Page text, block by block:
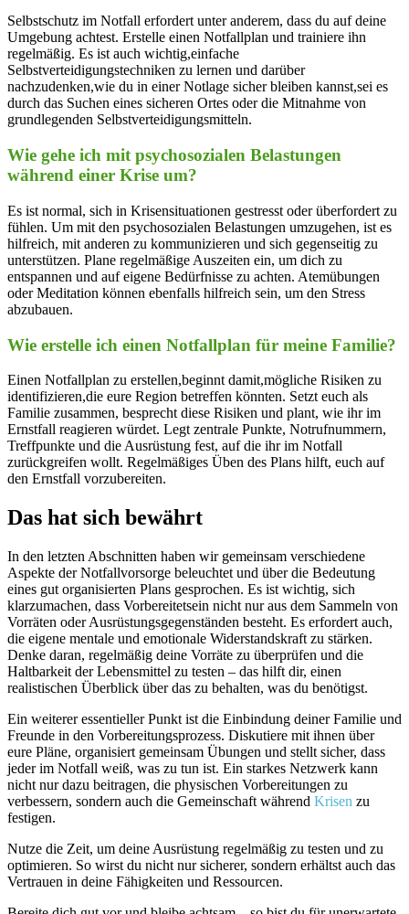
Selbstschutz im Notfall erfordert unter anderem,​ dass du auf deine
Umgebung achtest. Erstelle einen Notfallplan und⁢ trainiere ihn
regelmäßig. Es ist auch wichtig,einfache
Selbstverteidigungstechniken zu lernen und​ darüber
nachzudenken,wie du in einer Notlage sicher bleiben kannst,sei es
durch das Suchen eines sicheren Ortes oder die Mitnahme von
grundlegenden Selbstverteidigungsmitteln.
Wie gehe ich mit psychosozialen Belastungen
⁢während ⁣einer Krise um?
Es ist normal, sich in Krisensituationen gestresst oder überfordert zu
fühlen. Um⁢ mit den ⁢psychosozialen Belastungen umzugehen, ist es
hilfreich, mit anderen zu kommunizieren und sich gegenseitig zu
unterstützen. Plane regelmäßige Auszeiten ein, um dich zu
entspannen und auf eigene Bedürfnisse zu achten. Atemübungen
oder Meditation können ebenfalls hilfreich sein, um den Stress
abzubauen.
Wie⁣ erstelle ich ‍einen ⁢Notfallplan für meine Familie?
Einen Notfallplan zu erstellen,beginnt damit,mögliche Risiken ‌zu
identifizieren,die eure Region betreffen könnten. Setzt ⁣euch als
Familie zusammen, besprecht diese Risiken und​ plant, wie ihr⁣ im
⁢Ernstfall reagieren würdet. Legt zentrale Punkte, Notrufnummern,
Treffpunkte und⁣ die Ausrüstung fest, auf die ihr im Notfall
zurückgreifen wollt. ⁤Regelmäßiges Üben des Plans hilft, euch​ auf
den Ernstfall vorzubereiten.
Das hat sich bewährt
In den letzten Abschnitten ⁤haben wir⁣ gemeinsam‍ verschiedene
Aspekte der Notfallvorsorge beleuchtet und über ⁣die Bedeutung
eines gut organisierten Plans gesprochen. Es ist wichtig, sich
klarzumachen, dass Vorbereitetsein nicht nur aus dem Sammeln von
Vorräten oder Ausrüstungsgegenständen besteht. Es ‍erfordert auch,
die eigene mentale und emotionale Widerstandskraft ​zu stärken.
Denke daran, regelmäßig deine Vorräte⁢ zu überprüfen und die
Haltbarkeit der Lebensmittel zu testen – das hilft dir, einen
realistischen Überblick über⁢ das zu behalten, was du benötigst.
Ein weiterer ​essentieller Punkt ist die Einbindung deiner Familie und
Freunde ⁤in den Vorbereitungsprozess. Diskutiere mit ihnen ⁢über
eure⁣ Pläne, organisiert gemeinsam Übungen und stellt sicher, dass
jeder‍ im Notfall weiß, was⁢ zu tun ist. Ein starkes Netzwerk kann
nicht nur dazu ‌beitragen, die physischen Vorbereitungen zu
‍verbessern, sondern auch die Gemeinschaft während Krisen zu
festigen.
Nutze die Zeit, um‍ deine Ausrüstung⁤ regelmäßig zu testen⁢ und zu
⁢optimieren. So⁤ wirst du nicht nur sicherer, sondern erhältst auch das
Vertrauen in deine Fähigkeiten und Ressourcen.​